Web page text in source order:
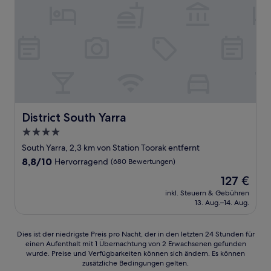
District South Yarra
District South Yarra
4.0-
Sterne-
Unterkunft
South Yarra, 2,3 km von Station Toorak entfernt
8.8
8,8/10 Hervorragend (680 Bewertungen)
Der
Preis
beträgt
127 €
inkl. Steuern & Gebühren
13. Aug.–14. Aug.
Dies
der
Dies ist der niedrigste Preis pro Nacht, der in den letzten 24 Stunden für
einen Aufenthalt mit 1 Übernachtung von 2 Erwachsenen gefunden
wurde. Preise und Verfügbarkeiten können sich ändern. Es können
zusätzliche Bedingungen gelten.